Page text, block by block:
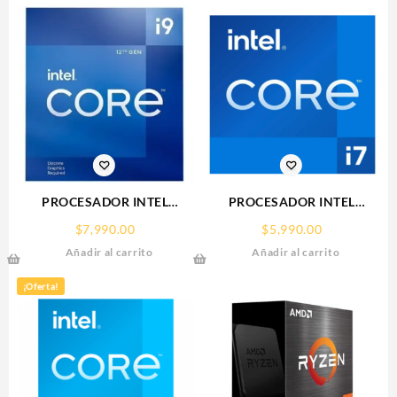
PROCESADOR INTEL
12900KF S-1700 16CORES
5.2GHZ 125W S/GRAFICOS
S/DISIPADOR
$7,990.00
Añadir al carrito
PROCESADOR INTEL
12700F S-1700 12CORES
4.90GHZ 65W SIN
$5,990.00
Añadir al carrito
¡Oferta!